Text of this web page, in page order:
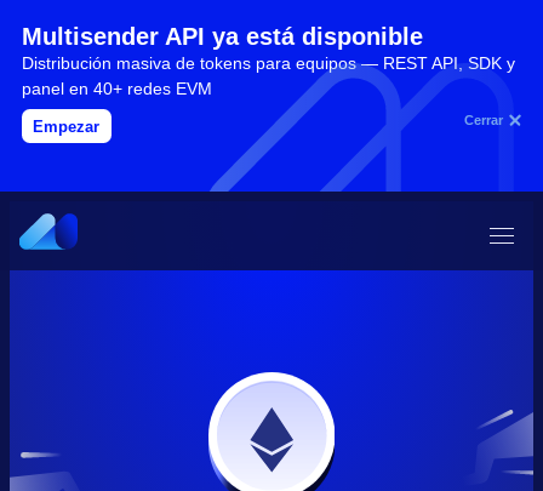
Multisender API ya está disponible
Distribución masiva de tokens para equipos — REST API, SDK y
panel en 40+ redes EVM
Empezar Cerrar